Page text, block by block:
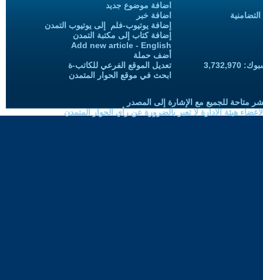
اضافة موضوع جديد
اضافة خبر
إضافة يوتيوب-فلم إلى يوتيوب التمدن
إضافة كتاب إلى مكتبة التمدن
Add new article - English
أضف حملة
تعديل الموقع الفرعي للكاتب-ة
ابحث في موقع الحوار المتمدن
متاحة للجميع مع الإشارة إلى المصدر
هيئة الادارة لا تعبر بالضرورة عن رأي الحوار المتمدن